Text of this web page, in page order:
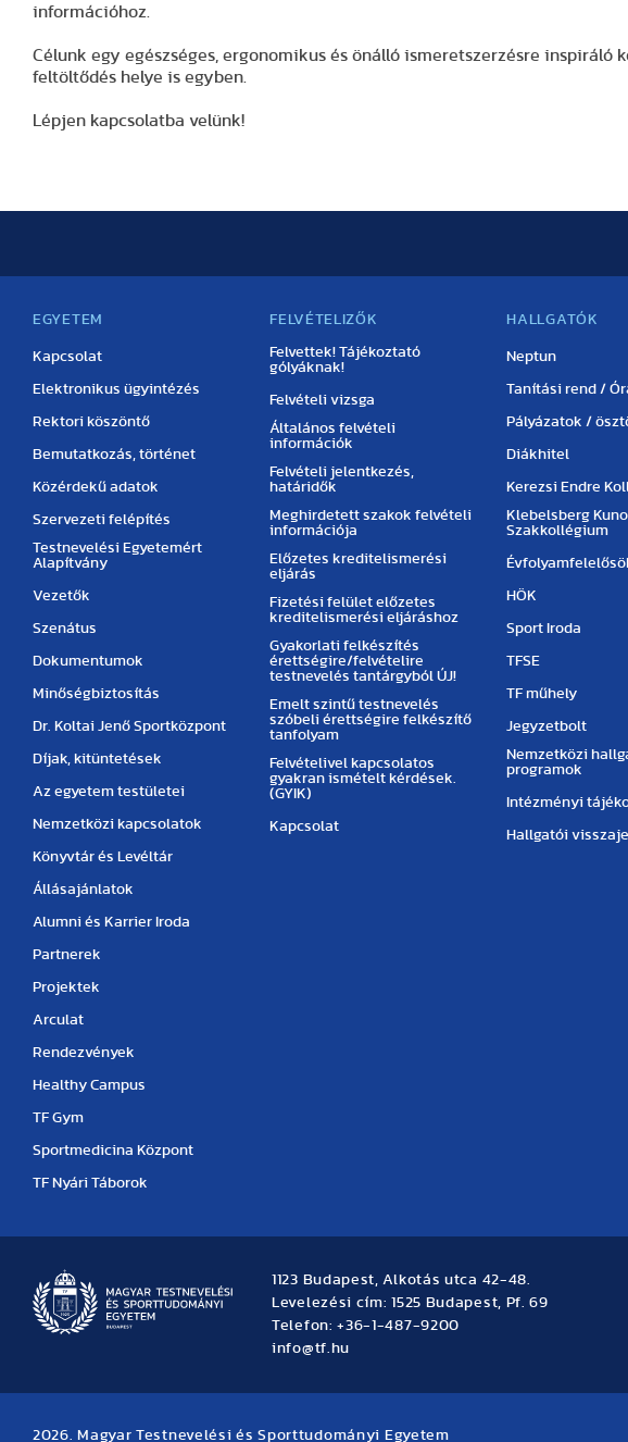
információhoz.
Célunk egy egészséges, ergonomikus és önálló ismeretszerzésre inspiráló
feltöltődés helye is egyben.
Lépjen kapcsolatba velünk!
EGYETEM
Kapcsolat
Elektronikus ügyintézés
Rektori köszöntő
Bemutatkozás, történet
Közérdekű adatok
Szervezeti felépítés
Testnevelési Egyetemért
Alapítvány
Vezetők
Szenátus
Dokumentumok
Minőségbiztosítás
Dr. Koltai Jenő Sportközpont
Díjak, kitüntetések
Az egyetem testületei
Nemzetközi kapcsolatok
Könyvtár és Levéltár
Állásajánlatok
Alumni és Karrier Iroda
Partnerek
Projektek
Arculat
Rendezvények
Healthy Campus
TF Gym
Sportmedicina Központ
TF Nyári Táborok
FELVÉTELIZŐK
Felvettek! Tájékoztató
gólyáknak!
Felvételi vizsga
Általános felvételi
információk
Felvételi jelentkezés,
határidők
Meghirdetett szakok felvételi
információja
Előzetes kreditelismerési
eljárás
Fizetési felület előzetes
kreditelismerési eljáráshoz
Gyakorlati felkészítés
érettségire/felvételire
testnevelés tantárgyból ÚJ!
Emelt szintű testnevelés
szóbeli érettségire felkészítő
tanfolyam
Felvételivel kapcsolatos
gyakran ismételt kérdések.
(GYIK)
Kapcsolat
HALLGATÓK
Neptun
Tanítási rend /
Pályázatok /
Diákhitel
Kerezsi Endre
Klebelsberg Kuno
Szakkollégium
HÖK
Sport Iroda
TFSE
TF műhely
Jegyzetbolt
Nemzetközi
programok
Intézményi
Hallgatói
1123 Budapest, Alkotás utca 42-48.
Levelezési cím: 1525 Budapest, Pf. 69
Telefon: +36-1-487-9200
info@tf.hu
2026. Magyar Testnevelési és Sporttudományi Egyetem